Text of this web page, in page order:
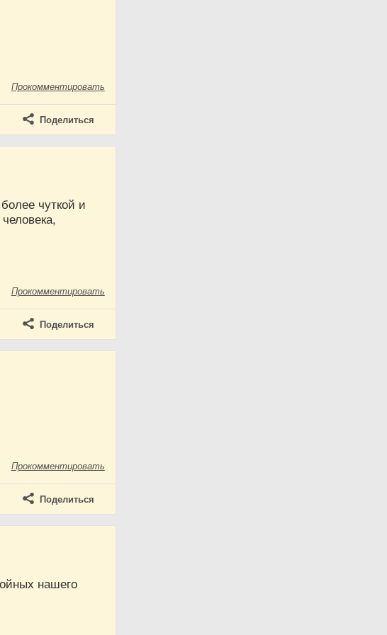
Прокомментировать
Поделиться
чуткой и
Прокомментировать
Поделиться
Прокомментировать
Поделиться
нашего